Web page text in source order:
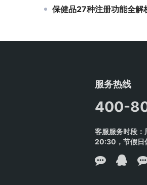
保健品27种注册功能全解析
服务热线
400-
客服服务时段
20:30，节假日